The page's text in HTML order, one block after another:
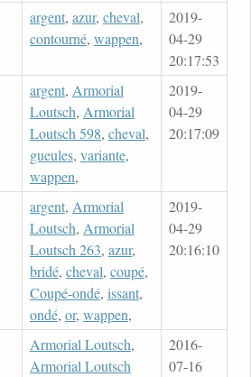
argent, azur, cheval,
contourné, wappen,
2019-
04-29
20:17:53
argent, Armorial
Loutsch, Armorial
Loutsch 598, cheval,
gueules, variante,
wappen,
2019-
04-29
20:17:09
argent, Armorial
Loutsch, Armorial
Loutsch 263, azur,
bridé, cheval, coupé,
Coupé-ondé, issant,
ondé, or, wappen,
2019-
04-29
20:16:10
Armorial Loutsch,
Armorial Loutsch
2016-
07-16